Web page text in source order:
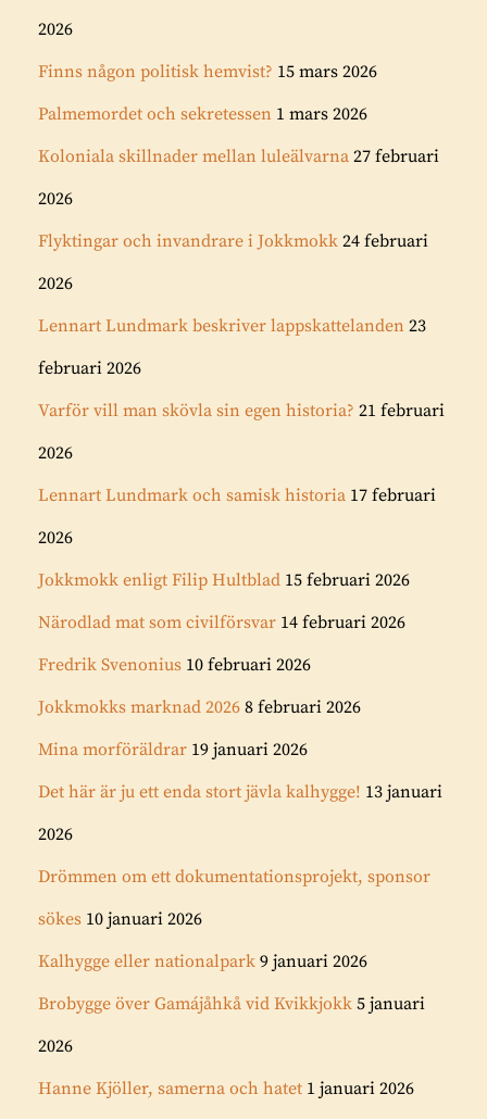
2026
Finns någon politisk hemvist? 15 mars 2026
Palmemordet och sekretessen 1 mars 2026
Koloniala skillnader mellan luleälvarna 27 februari
2026
Flyktingar och invandrare i Jokkmokk 24 februari
2026
Lennart Lundmark beskriver lappskattelanden 23
februari 2026
Varför vill man skövla sin egen historia? 21 februari
2026
Lennart Lundmark och samisk historia 17 februari
2026
Jokkmokk enligt Filip Hultblad 15 februari 2026
Närodlad mat som civilförsvar 14 februari 2026
Fredrik Svenonius 10 februari 2026
Jokkmokks marknad 2026 8 februari 2026
Mina morföräldrar 19 januari 2026
Det här är ju ett enda stort jävla kalhygge! 13 januari
2026
Drömmen om ett dokumentationsprojekt, sponsor
sökes 10 januari 2026
Kalhygge eller nationalpark 9 januari 2026
Brobygge över Gamájåhkå vid Kvikkjokk 5 januari
2026
Hanne Kjöller, samerna och hatet 1 januari 2026